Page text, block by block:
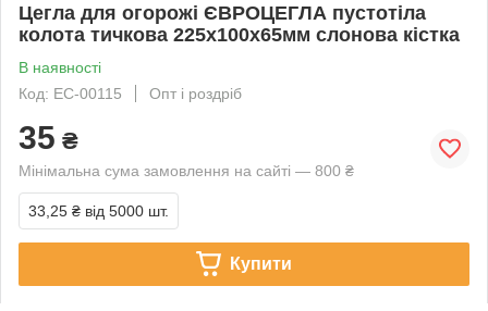
Цегла для огорожі ЄВРОЦЕГЛА пустотіла
колота тичкова 225х100х65мм слонова кістка
В наявності
Код: EC-00115
Опт і роздріб
35 ₴
Мінімальна сума замовлення на сайті — 800 ₴
33,25 ₴ від 5000 шт.
Купити